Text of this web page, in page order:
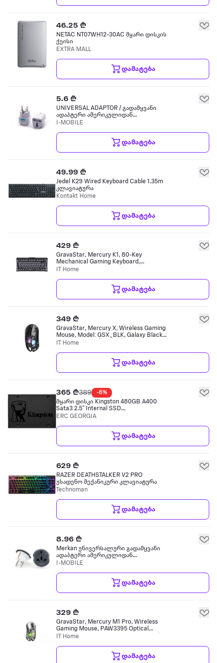
46.25 ₾
NETAC NT07WH12-30AC მყარი დისკის
ქეისი
EXTRA MALL
დამატება
5.6 ₾
UNIVERSAL ADAPTOR / გადამყვანი
ადაპტერი ამერიკულიდან
ევროპულზე თეთრი
I-MOBILE
დამატება
49.99 ₾
Jedel K29 Wired Keyboard Cable 1.35m
კლავიატურა
Kontakt Home
დამატება
429 ₾
GravaStar, Mercury K1, 80-Key
Mechanical Gaming Keyboard,
GravaStar × Kailh Cherry Pink Linear
IT Home
დამატება
349 ₾
GravaStar, Mercury X, Wireless Gaming
Mouse, Model: GSX_BLK, Galaxy Black,
Optical Sensor (DPI N/A), USB-C
მაუსი
IT Home
დამატება
365 ₾389
-6%
მყარი დისკი Kingston 480GB A400
Sata3 2.5'' Internal SSD
SA400S37/480G
ERC GEORGIA
დამატება
629 ₾
RAZER DEATHSTALKER V2 PRO
უსადენო მექანიკური კლავიატურა
Technoman
დამატება
8.96 ₾
Merkan უნივერსალური გადამყვანი
ადაპტერი ამერიკულიდან
ევროპულზე
I-MOBILE
დამატება
329 ₾
GravaStar, Mercury M1 Pro, Wireless
Gaming Mouse, PAW3395 Optical
Sensor, Up to 26000 DPI, Bluetooth /
IT Home
დამატება